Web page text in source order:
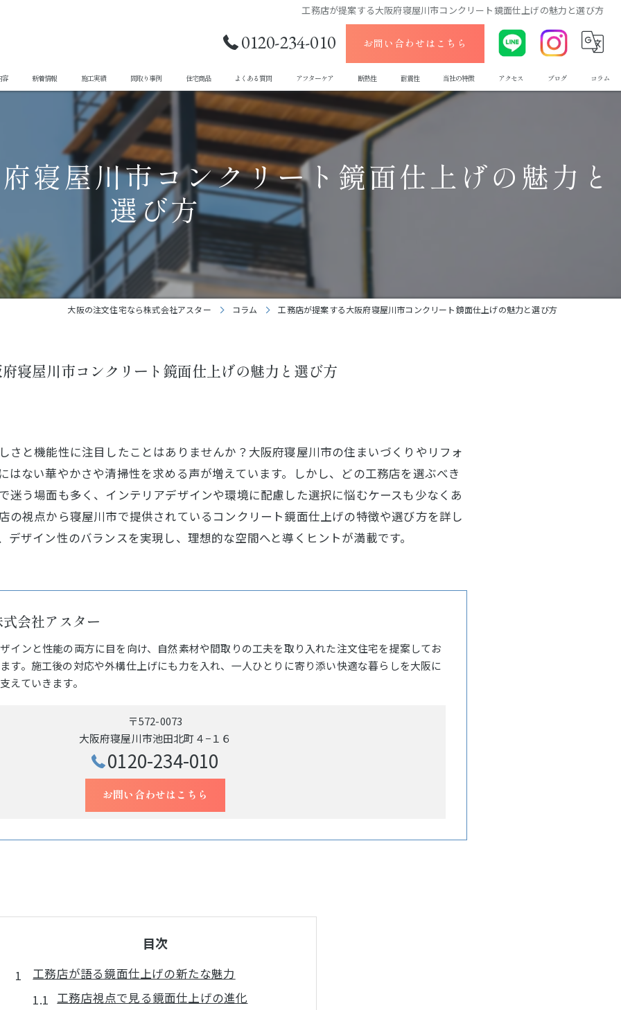
工務店が提案する大阪府寝屋川市コンクリート鏡面仕上げの魅力と選び方
0120-234-010 お問い合わせはこちら
容 新着情報 施工実績 間取り事例 住宅商品 よくある質問 アフターケア 断熱性 耐震性 当社の特徴
メンテナンス
アクセス ブログ コラム
寝屋川市コンクリート鏡面仕上げの魅力と
選び方
大阪の注文住宅なら株式会社アスター コラム 工務店が提案する大阪府寝屋川市コンクリート鏡面仕上げの魅力と選び方
寝屋川市コンクリート鏡面仕上げの魅力と選び方
さと機能性に注目したことはありませんか？大阪府寝屋川市の住まいづくりやリフォ
はない華やかさや清掃性を求める声が増えています。しかし、どの工務店を選ぶべき
迷う場面も多く、インテリアデザインや環境に配慮した選択に悩むケースも少なくあ
の視点から寝屋川市で提供されているコンクリート鏡面仕上げの特徴や選び方を詳し
デザイン性のバランスを実現し、理想的な空間へと導くヒントが満載です。
式会社アスター
インと性能の両方に目を向け、自然素材や間取りの工夫を取り入れた注文住宅を提案してお
す。施工後の対応や外構仕上げにも力を入れ、一人ひとりに寄り添い快適な暮らしを大阪に
えていきます。
〒572-0073
大阪府寝屋川市池田北町４−１６
0120-234-010
お問い合わせはこちら
目次
工務店が語る鏡面仕上げの新たな魅力
工務店視点で見る鏡面仕上げの進化